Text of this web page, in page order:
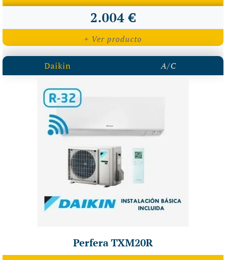
2.004 €
+ Ver producto
Daikin A/C
Perfera TXM20R